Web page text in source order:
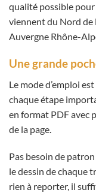
qualité possible
viennent du Nord de
Auvergne Rhône-
Une grande
Le mode d’emploi
chaque étape
en format PDF avec
de la page.
Pas besoin de
le dessin de chaque
rien à reporter, il